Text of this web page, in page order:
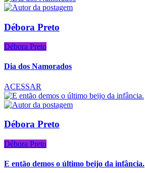
Débora Preto
Débora Preto
Dia dos Namorados
ACESSAR
Débora Preto
Débora Preto
E então demos o último beijo da infância.